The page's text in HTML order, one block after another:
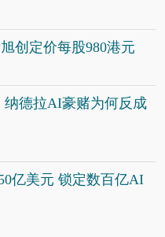
创定价每股980港元
纳德拉AI豪赌为何反成
亿美元 锁定数百亿AI